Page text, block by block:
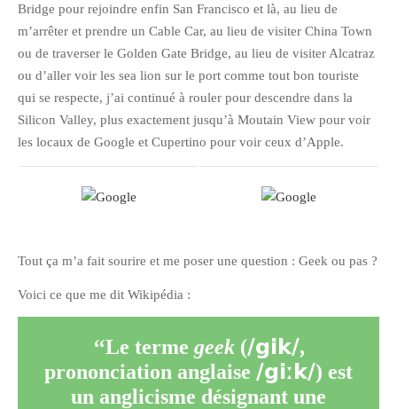
novembre 2008
octobre 2008
Bridge pour rejoindre enfin San Francisco et là, au lieu de
m’arrêter et prendre un Cable Car, au lieu de visiter China Town
ou de traverser le Golden Gate Bridge, au lieu de visiter Alcatraz
ou d’aller voir les sea lion sur le port comme tout bon touriste
qui se respecte, j’ai continué à rouler pour descendre dans la
Silicon Valley, plus exactement jusqu’à Moutain View pour voir
les locaux de Google et Cupertino pour voir ceux d’Apple.
Tout ça m’a fait sourire et me poser une question : Geek ou pas ?
Voici ce que me dit Wikipédia :
Le terme geek(/gik/,
prononciation anglaise /giːk/) est
un anglicisme désignant une